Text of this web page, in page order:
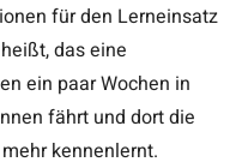
für den Lerneinsatz
das eine
ein paar Wochen in
fährt und dort die
kennenlernt.